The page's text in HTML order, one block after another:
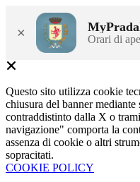
× Orari di
Questo sito utilizza cookie
chiusura del banner
contraddistinto dalla X o
navigazione" comporta la
assenza di cookie o altri
sopracitati.
COOKIE POLICY